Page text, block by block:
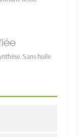
Sans huile